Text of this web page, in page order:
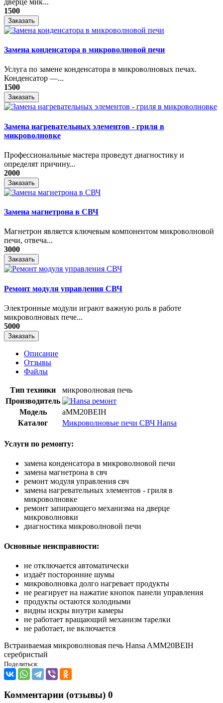
1500
Заказать
Замена конденсатора в микроволновой печи
Услуга по замене конденсатора в микроволновых печах.
Конденсатор —...
1500
Заказать
Замена нагревательных элементов - гриля в
микроволновке
Профессиональные мастера проведут диагностику и
определят причину...
2000
Заказать
Замена магнетрона в СВЧ
Магнетрон является ключевым компонентом микроволновой
печи, отвеча...
3000
Заказать
Ремонт модуля управления СВЧ
​Электронные модули играют важную роль в работе
микроволновых пече...
5000
Заказать
Описание
Отзывы
Файлы
Тип техники
микроволновая печь
Производитель
Модель
aMM20BEIH
Каталог
Микроволновые печи СВЧ Hansa
Услуги по ремонту:
замена конденсатора в микроволновой печи
замена магнетрона в свч
ремонт модуля управления свч
замена нагревательных элементов - гриля в
микроволновке
ремонт запирающего механизма на дверце
микроволновки
диагностика микроволновой печи
Основные неисправности:
не отключается автоматически
издаёт посторонние шумы
микроволновка долго нагревает продукты
не реагирует на нажатие кнопок панели управления
продукты остаются холодными
видны искры внутри камеры
не работает вращающий механизм тарелки
не работает, не включается
Встраиваемая микроволновая печь Hansa AMM20BEIH
серебристый
Поделиться:
Комментарии (отзывы) 0